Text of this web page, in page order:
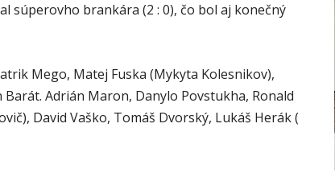
súperovho brankára (2 : 0), čo bol aj konečný
Mego, Matej Fuska (Mykyta Kolesnikov),
Adrián Maron, Danylo Povstukha, Ronald
David Vaško, Tomáš Dvorský, Lukáš Herák (